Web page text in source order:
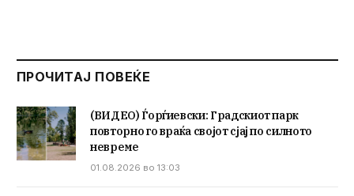
ПРОЧИТАЈ ПОВЕЌЕ
(ВИДЕО) Ѓорѓиевски: Градскиот парк
повторно го враќа својот сјај по силното
невреме
01.08.2026 во 13:03